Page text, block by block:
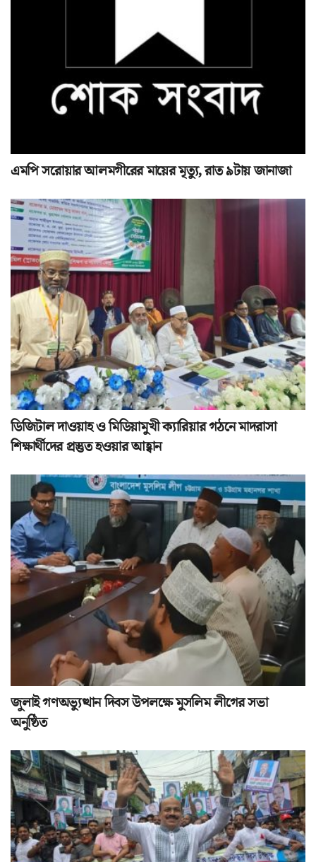
এমপি সরোয়ার আলমগীরের মায়ের মৃত্যু, রাত ৯টায় জানাজা
ডিজিটাল দাওয়াহ ও মিডিয়ামুখী ক্যারিয়ার গঠনে মাদরাসা
শিক্ষার্থীদের প্রস্তুত হওয়ার আহ্বান
জুলাই গণঅভ্যুত্থান দিবস উপলক্ষে মুসলিম লীগের সভা
অনুষ্ঠিত